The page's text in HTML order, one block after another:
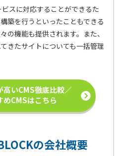
スに対応することができるた
築を行うといったこともできる
の機能も提供されます。また、
きたサイトについても一括管理
高いCMS徹底比較／
めCMSはこちら
の会社概要